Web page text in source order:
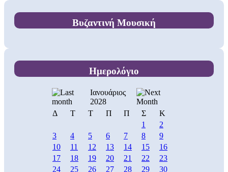
Βυζαντινή Μουσική
Ημερολόγιο
Ιανουάριος
2028
Δ
Τ Τ Π Π Σ
Κ
1
2
3
4 5 6 7 8
9
10
11 12 13 14 15
16
17
18 19 20 21 22
23
24
25 26 27 28 29
30